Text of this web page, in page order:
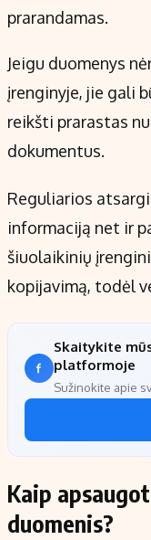
prarandamas.
Jeigu duomenys
įrenginyje, jie gali
reikšti prarastas
dokumentus.
Reguliarios
informaciją net ir
šiuolaikinių
kopijavimą, todėl
Skaitykite
platformoje
Sužinokite apie
Kaip
duomenis?